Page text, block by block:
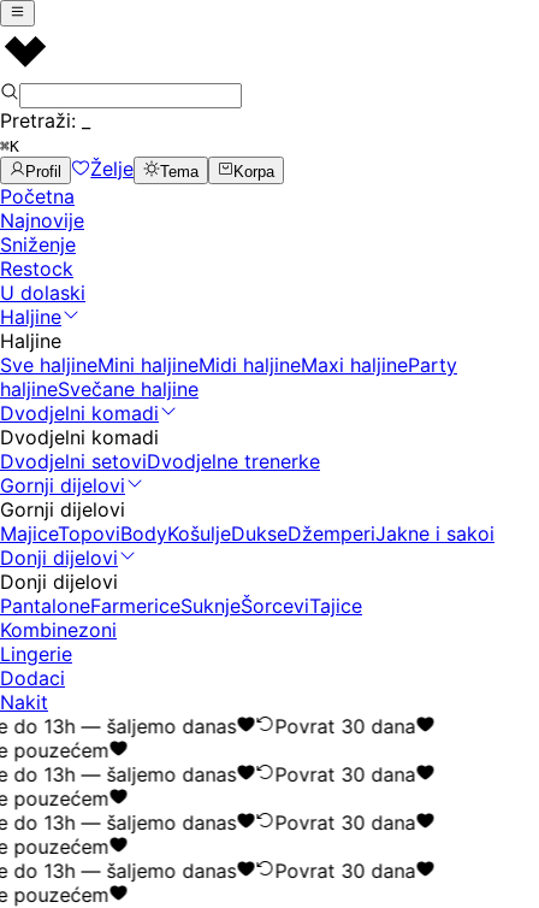
Pretraži:
⌘K
Profil
Želje Tema Korpa
Početna
Najnovije
Sniženje
Restock
U dolaski
Haljine
Haljine
Sve haljineMini haljineMidi haljineMaxi haljineParty
haljineSvečane haljine
Dvodjelni komadi
Dvodjelni komadi
Dvodjelni setoviDvodjelne trenerke
Gornji dijelovi
Gornji dijelovi
MajiceTopoviBodyKošuljeDukseDžemperiJakne i sakoi
Donji dijelovi
Donji dijelovi
PantaloneFarmericeSuknjeŠorceviTajice
Kombinezoni
Lingerie
Dodaci
Nakit
do 13h — šaljemo danas
Povrat 30 dana
pouzećem
do 13h — šaljemo danas
Povrat 30 dana
pouzećem
do 13h — šaljemo danas
Povrat 30 dana
pouzećem
do 13h — šaljemo danas
Povrat 30 dana
pouzećem